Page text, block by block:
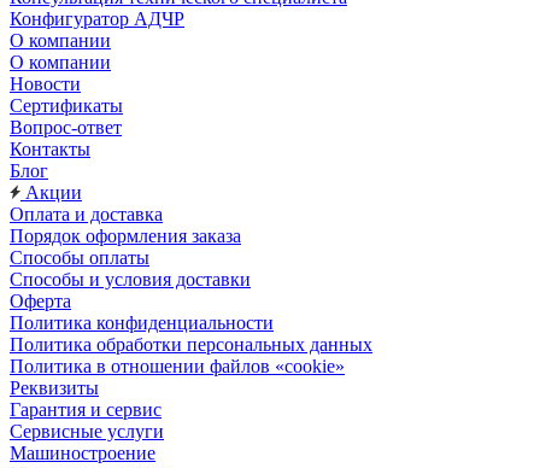
Конфигуратор АДЧР
О компании
О компании
Новости
Сертификаты
Вопрос-ответ
Контакты
Блог
Акции
Оплата и доставка
Порядок оформления заказа
Способы оплаты
Способы и условия доставки
Оферта
Политика конфиденциальности
Политика обработки персональных данных
Политика в отношении файлов «cookie»
Реквизиты
Гарантия и сервис
Сервисные услуги
Машиностроение